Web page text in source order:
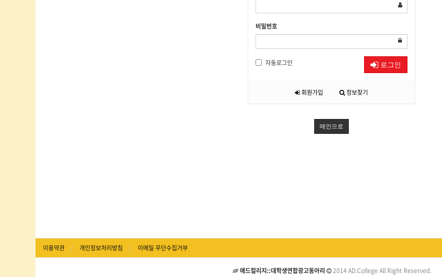
비밀번호
자동로그인 로그인
회원가입 정보찾기
메인으로
이용약관 개인정보처리방침 이메일 무단수집거부
애드컬리지::대학생연합광고동아리 2014 AD.College All Right Reserved.